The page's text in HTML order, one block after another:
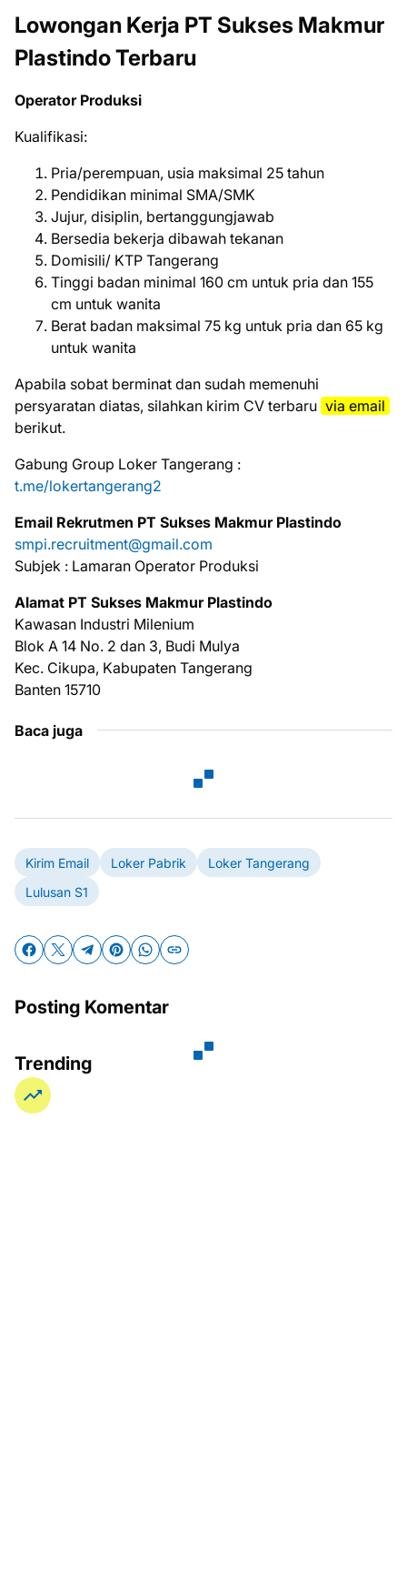
Lowongan Kerja PT Sukses Makmur
Plastindo Terbaru
Operator Produksi
Kuаlіfіkаѕі:
Pria/perempuan, usia maksimal 25 tahun
Pendidikan minimal SMA/SMK
Jujur, disiplin, bertanggungjawab
Bersedia bekerja dibawah tekanan
Domisili/ KTP Tangerang
Tinggi badan minimal 160 cm untuk pria dan 155
cm untuk wanita
Berat badan maksimal 75 kg untuk pria dan 65 kg
untuk wanita
Aраbіlа ѕоbаt bеrmіnаt dаn ѕudаh mеmеnuhі
реrѕуаrаtаn dіаtаѕ, ѕіlаhkаn kіrіm CV tеrbаru via email
bеrіkut.
Gabung Group Loker Tangerang :
t.me/lokertangerang2
Emаіl Rеkrutmеn PT Sukses Makmur Plastindo
smpi.recruitment@gmail.com
Subjek : Lamaran Operator Produksi
Alаmаt PT Sukses Makmur Plastindo
Kawasan Industri Milenium
Blok A 14 No. 2 dan 3, Budi Mulya
Kec. Cikupa, Kabupaten Tangerang
Banten 15710
Baca juga
Kirim Email Loker Pabrik
Loker Tangerang
Lulusan S1
Posting Komentar
Trending